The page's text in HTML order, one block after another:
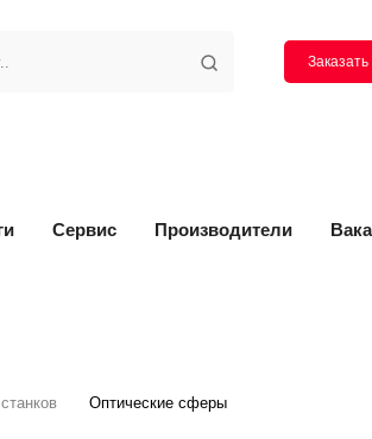
Заказать
Сервис Производители
Оптические сферы